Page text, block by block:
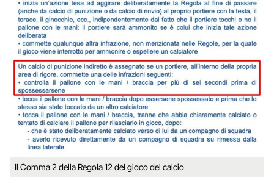
Il Comma 2 della Regola 12 del gioco del calcio